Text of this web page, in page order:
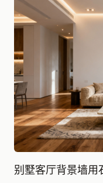
别墅客厅背景墙用